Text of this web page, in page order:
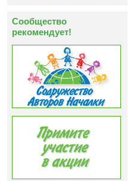
Сообщество
рекомендует!